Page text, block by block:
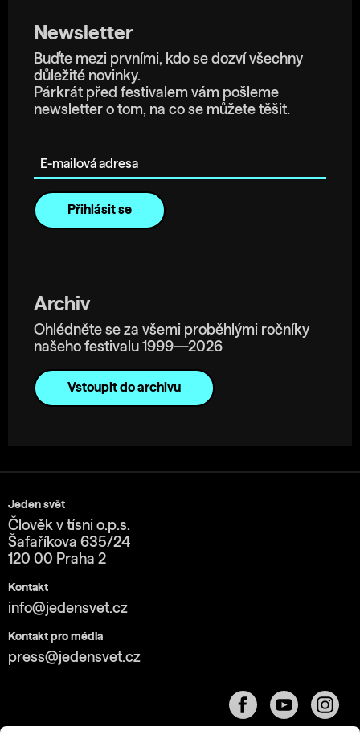
Newsletter
Buďte mezi prvními, kdo se dozví všechny
důležité novinky.
Párkrát před festivalem vám pošleme
newsletter o tom, na co se můžete těšit.
Archiv
Ohlédněte se za všemi proběhlými ročníky
našeho festivalu 1999—2026
Vstoupit do archivu
Jeden svět
Člověk v tísni o.p.s.
Šafaříkova 635/24
120 00 Praha 2
Kontakt
info@jedensvet.cz
Kontakt pro média
press@jedensvet.cz